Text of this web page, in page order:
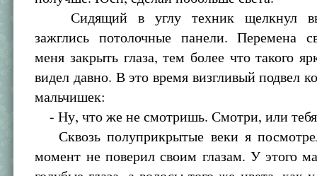
Сидящий в углу техник щелкнул
зажглись потолочные панели. Перемена
меня закрыть глаза, тем более что такого
видел давно. В это время визгливый подвел
мальчишек:
- Ну, что же не смотришь. Смотри, или тебя
Сквозь полуприкрытые веки я
момент не поверил своим глазам. У этого